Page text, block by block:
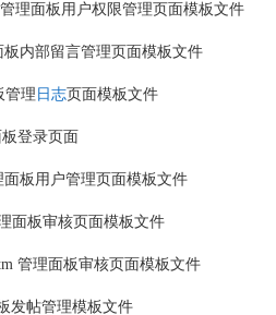
管理面板用户权限管理页面模板文件
板内部留言管理页面模板文件
管理 日志页面模板文件
板登录页面
面板用户管理页面模板文件
面板审核页面模板文件
管理面板审核页面模板文件
发帖管理模板文件